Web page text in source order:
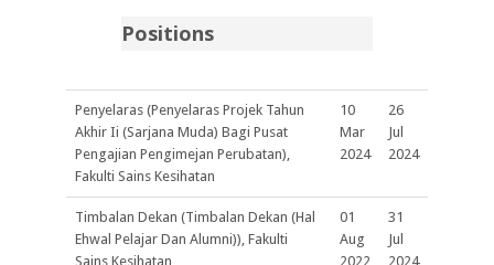
Positions
Penyelaras (Penyelaras Projek Tahun
Akhir Ii (Sarjana Muda) Bagi Pusat
Pengajian Pengimejan Perubatan),
Fakulti Sains Kesihatan
10
Mar
2024
26
Jul
2024
Timbalan Dekan (Timbalan Dekan (Hal
Ehwal Pelajar Dan Alumni)), Fakulti
Sains Kesihatan
01
Aug
2022
31
Jul
2024